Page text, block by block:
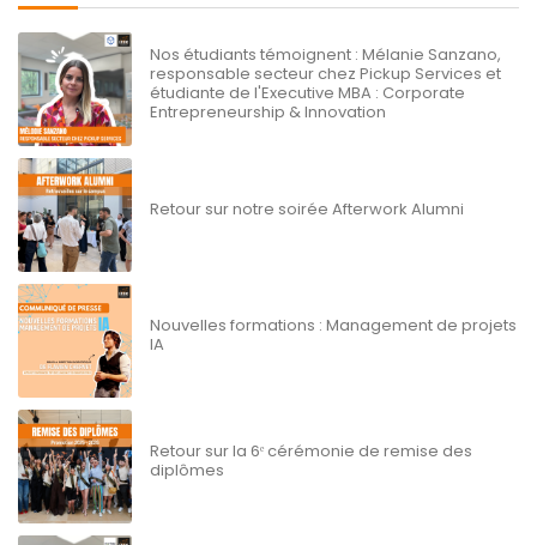
Nos étudiants témoignent : Mélanie Sanzano,
responsable secteur chez Pickup Services et
étudiante de l'Executive MBA : Corporate
Entrepreneurship & Innovation
Retour sur notre soirée Afterwork Alumni
Nouvelles formations : Management de projets
IA
Retour sur la 6ᵉ cérémonie de remise des
diplômes